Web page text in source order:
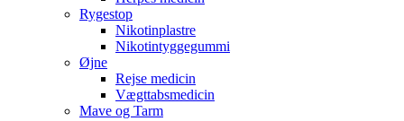
Rygestop
Nikotinplastre
Nikotintyggegummi
Øjne
Rejse medicin
Vægttabsmedicin
Mave og Tarm